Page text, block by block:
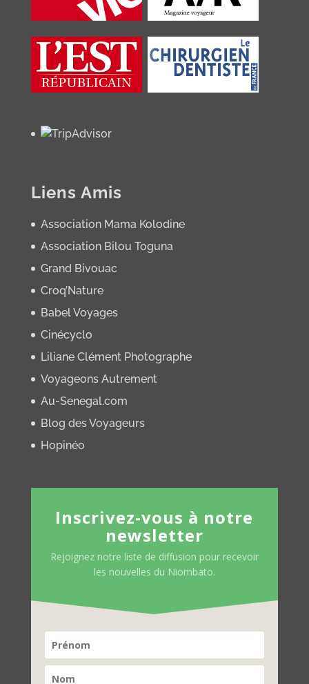
Liens Amis
Association Mama Kolodine
Association Bilou Toguna
Grand Bivouac
Croq’Nature
Babel Voyages
Cinécyclo
Liliane Clément Photographe
Voyageons Autrement
Au-Senegal.com
Blog des Voyageurs
Hopinéo
Inscrivez-vous à notre
newsletter
Rejoignez notre liste de diffusion pour recevoir
les nouvelles du Niombato.